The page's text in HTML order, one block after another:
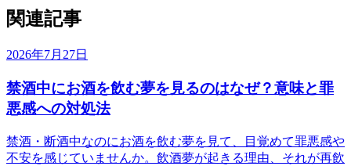
関連記事
2026年7月27日
禁酒中にお酒を飲む夢を見るのはなぜ？意味と罪
悪感への対処法
禁酒・断酒中なのにお酒を飲む夢を見て、目覚めて罪悪感や
不安を感じていませんか。飲酒夢が起きる理由、それが再飲